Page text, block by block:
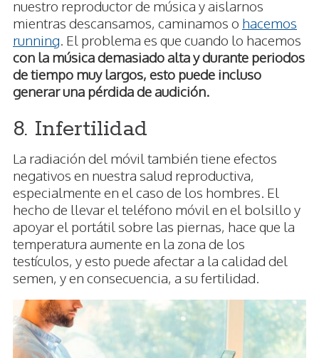
nuestro reproductor de música y aislarnos
mientras descansamos, caminamos o hacemos
running. El problema es que cuando lo hacemos
con la música demasiado alta y durante periodos
de tiempo muy largos, esto puede incluso
generar una pérdida de audición.
8. Infertilidad
La radiación del móvil también tiene efectos
negativos en nuestra salud reproductiva,
especialmente en el caso de los hombres. El
hecho de llevar el teléfono móvil en el bolsillo y
apoyar el portátil sobre las piernas, hace que la
temperatura aumente en la zona de los
testículos, y esto puede afectar a la calidad del
semen, y en consecuencia, a su fertilidad.